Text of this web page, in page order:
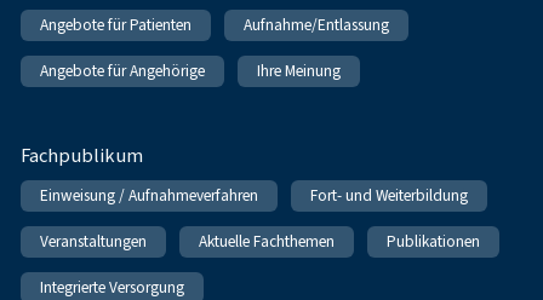
Angebote für Patienten Aufnahme/Entlassung
Angebote für Angehörige Ihre Meinung
Fachpublikum
Einweisung / Aufnahmeverfahren Fort- und Weiterbildung
Veranstaltungen Aktuelle Fachthemen Publikationen
Integrierte Versorgung